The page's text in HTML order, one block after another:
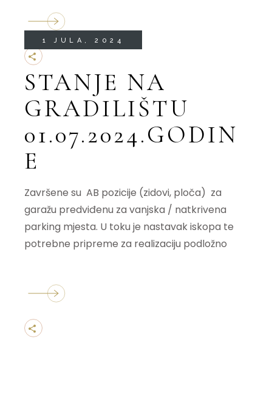
1 JULA, 2024
STANJE NA
GRADILIŠTU
01.07.2024.GODIN
E
Završene su AB pozicije (zidovi, ploča) za
garažu predviđenu za vanjska / natkrivena
parking mjesta. U toku je nastavak iskopa te
potrebne pripreme za realizaciju podložno